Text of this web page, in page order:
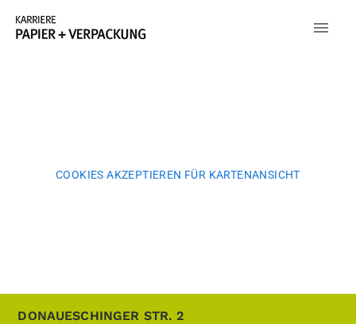
COOKIES AKZEPTIEREN FÜR KARTENANSICHT
DONAUESCHINGER STR. 2